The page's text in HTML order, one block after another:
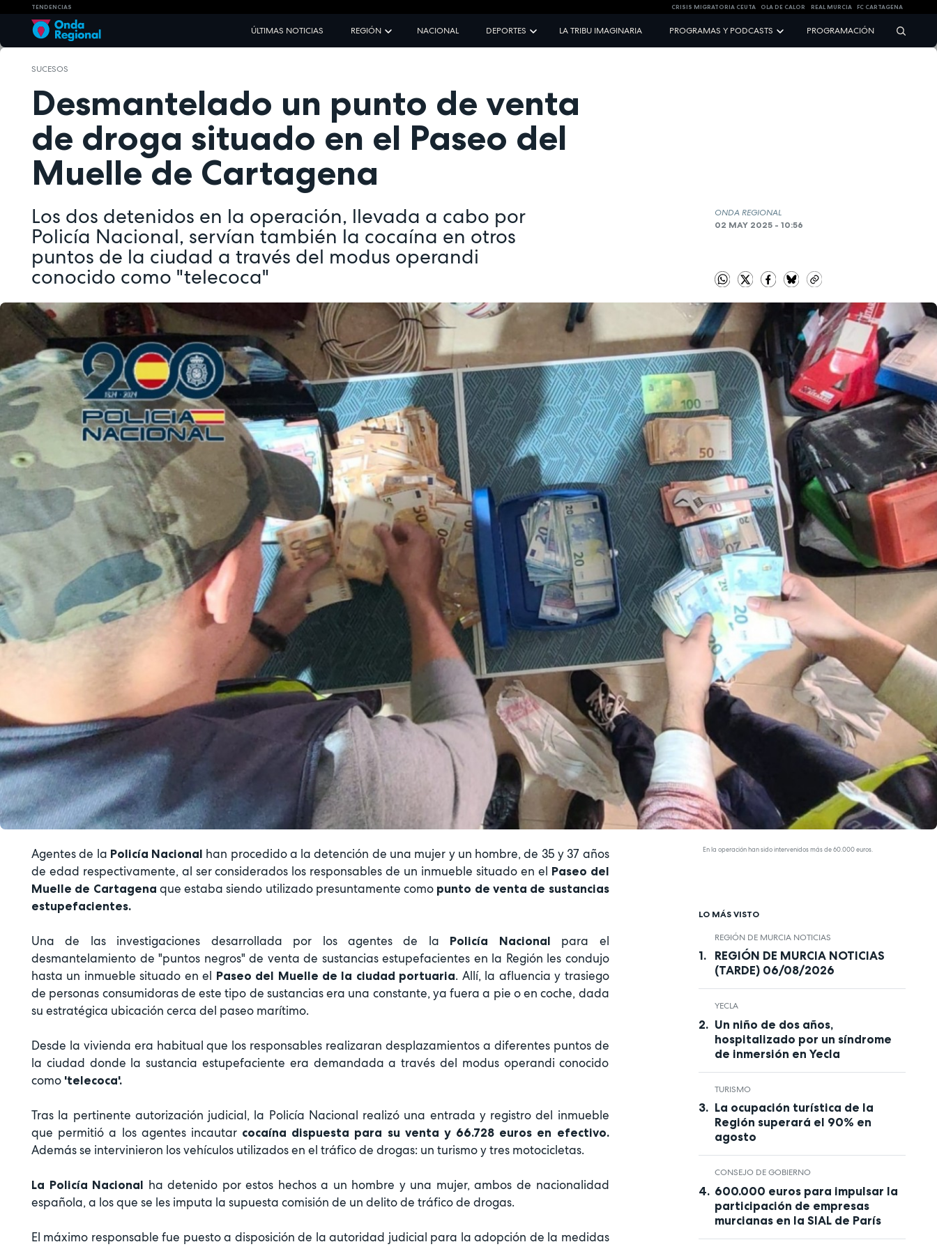
TENDENCIAS CRISIS MIGRATORIA CEUTA OLA DE CALOR REAL MURCIA FC CARTAGENA
ÚLTIMAS NOTICIAS REGIÓN NACIONAL DEPORTES LA TRIBU IMAGINARIA PROGRAMAS Y PODCASTS PROGRAMACIÓN
SUCESOS
Desmantelado un punto de venta
de droga situado en el Paseo del
Muelle de Cartagena
Los dos detenidos en la operación, llevada a cabo por
Policía Nacional, servían también la cocaína en otros
puntos de la ciudad a través del modus operandi
conocido como "telecoca"
ONDA REGIONAL
02 MAY 2025 - 10:56
En la operación han sido intervenidos más de 60.000 euros.
Agentes de la Policía Nacional han procedido a la detención de una mujer y un hombre, de 35 y 37 años
de edad respectivamente, al ser considerados los responsables de un inmueble situado en el Paseo del
Muelle de Cartagena que estaba siendo utilizado presuntamente como punto de venta de sustancias
estupefacientes.
Una de las investigaciones desarrollada por los agentes de la Policía Nacional para el
desmantelamiento de "puntos negros" de venta de sustancias estupefacientes en la Región les condujo
hasta un inmueble situado en el Paseo del Muelle de la ciudad portuaria. Allí, la afluencia y trasiego
de personas consumidoras de este tipo de sustancias era una constante, ya fuera a pie o en coche, dada
su estratégica ubicación cerca del paseo marítimo.
Desde la vivienda era habitual que los responsables realizaran desplazamientos a diferentes puntos de
la ciudad donde la sustancia estupefaciente era demandada a través del modus operandi conocido
como 'telecoca'.
Tras la pertinente autorización judicial, la Policía Nacional realizó una entrada y registro del inmueble
que permitió a los agentes incautarcocaína dispuesta para su venta y 66.728 euros en efectivo.
Además se intervinieron los vehículos utilizados en el tráfico de drogas: un turismo y tres motocicletas.
La Policía Nacional ha detenido por estos hechos a un hombre y una mujer, ambos de nacionalidad
española, a los que se les imputa la supuesta comisión de un delito de tráfico de drogas.
El máximo responsable fue puesto a disposición de la autoridad judicial para la adopción de la medidas
LO MÁS VISTO
REGIÓN DE MURCIA NOTICIAS
REGIÓN DE MURCIA NOTICIAS
(TARDE) 06/08/2026
YECLA
Un niño de dos años,
hospitalizado por un síndrome
de inmersión en Yecla
TURISMO
La ocupación turística de la
Región superará el 90% en
agosto
CONSEJO DE GOBIERNO
600.000 euros para impulsar la
participación de empresas
murcianas en la SIAL de París